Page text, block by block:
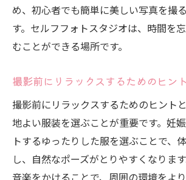
め、初心者でも簡単に美しい写真を撮
す。セルフフォトスタジオは、時間を
むことができる場所です。
撮影前にリラックスするためのヒント
撮影前にリラックスするためのヒント
地よい服装を選ぶことが重要です。妊
トするゆったりした服を選ぶことで、
し、自然なポーズがとりやすくなりま
音楽をかけることで、周囲の環境をよ